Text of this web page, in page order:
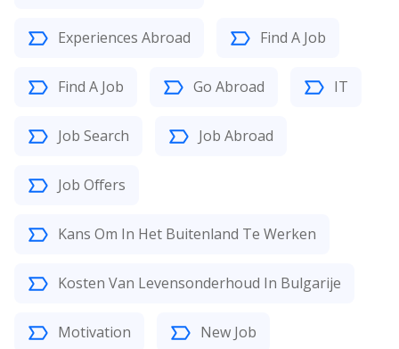
Experiences Abroad Find A Job
Find A Job Go Abroad IT
Job Search Job Abroad
Job Offers
Kans Om In Het Buitenland Te Werken
Kosten Van Levensonderhoud In Bulgarije
Motivation New Job